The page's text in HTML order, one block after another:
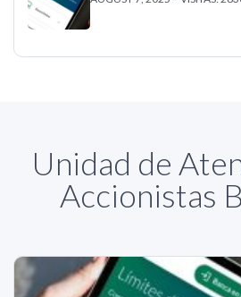
Unidad de
Accionistas